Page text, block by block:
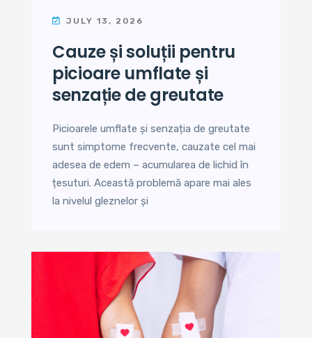
JULY 13, 2026
cauze și soluții pentru
picioare umflate și
senzație de greutate
Picioarele umflate și senzația de greutate
sunt simptome frecvente, cauzate cel mai
adesea de edem – acumularea de lichid în
țesuturi. Această problemă apare mai ales
la nivelul gleznelor și